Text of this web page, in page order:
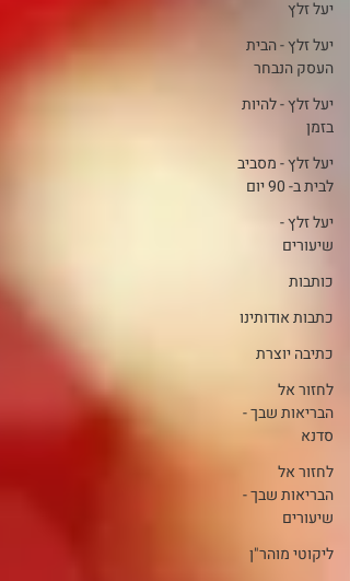
יעל זלץ
יעל זלץ - הבית
העסק הנבחר
יעל זלץ - להיות
בזמן
יעל זלץ - מסביב
לבית ב- 90 יום
יעל זלץ -
שיעורים
כותבות
כתבות אודותינו
כתיבה יוצרת
לחזור אל
הבריאות שבך -
סדנא
לחזור אל
הבריאות שבך -
שיעורים
ליקוטי מוהר"ן